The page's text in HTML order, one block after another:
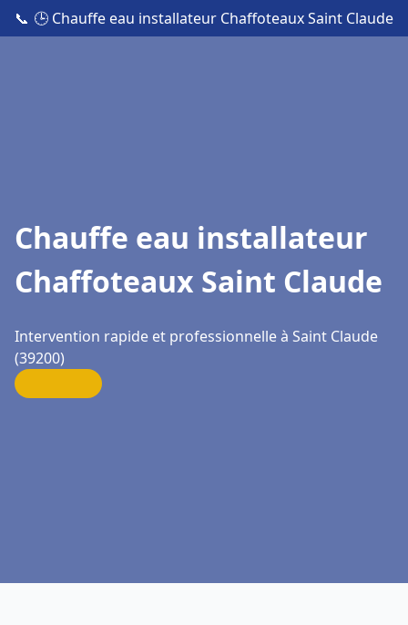
📞 🕒 Chauffe eau installateur Chaffoteaux Saint Claude
Chauffe eau installateur
Chaffoteaux Saint Claude
Intervention rapide et professionnelle à Saint Claude
(39200)